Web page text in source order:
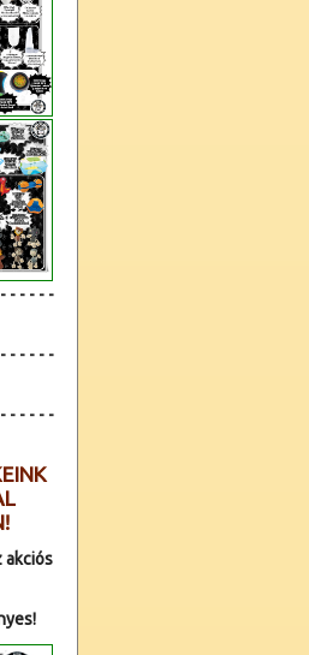
- - - - -
- - - - -
- - - - -
akciós